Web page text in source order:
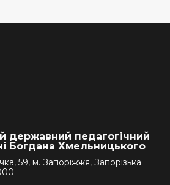
державний педагогічний
Богдана Хмельницького
59, м. Запоріжжя, Запорізька